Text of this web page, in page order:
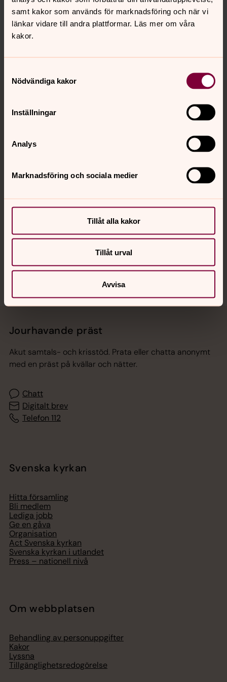
samt kakor som används för marknadsföring och när vi
länkar vidare till andra plattformar. Läs mer om våra
kakor.
Nödvändiga kakor
Inställningar
Analys
Marknadsföring och sociala medier
Tillåt alla kakor
Tillåt urval
Avvisa
london@svenskakyrkan.se
Dela
Tillbaka till toppen
Tillbaka till innehållet
Kalender
Hitta snabbt
Jourhavande präst
Akut samtals- och krisstöd. Prata eller chatta anonymt
med en präst på kvällar och nätter.
Chatt
Digitalt brev
Telefon 112
Svenska kyrkan
Hitta församling
Bli medlem
Lediga jobb
Ge en gåva
Organisation
Act Svenska kyrkan
Svenska kyrkan i utlandet
Press – nationell nivå
Om webbplatsen
Behandling av personuppgifter
Kakor
Lyssna
Tillgänglighetsredogörelse